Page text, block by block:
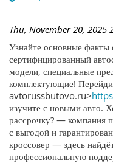
Thu, November 20, 2025
Узнайте основные
сертифицированный
модели, специальные
комплектующие!
avtorussbutovo.ru>
изучите с новыми авто.
рассрочку? — компания
с выгодой и
кроссовер — здесь
профессиональную